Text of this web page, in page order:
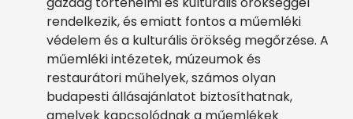
rendelkezik, és emiatt fontos a műemléki
védelem és a kulturális örökség megőrzése. A
műemléki intézetek, múzeumok és
restaurátori műhelyek, számos olyan
budapesti állásajánlatot biztosíthatnak,